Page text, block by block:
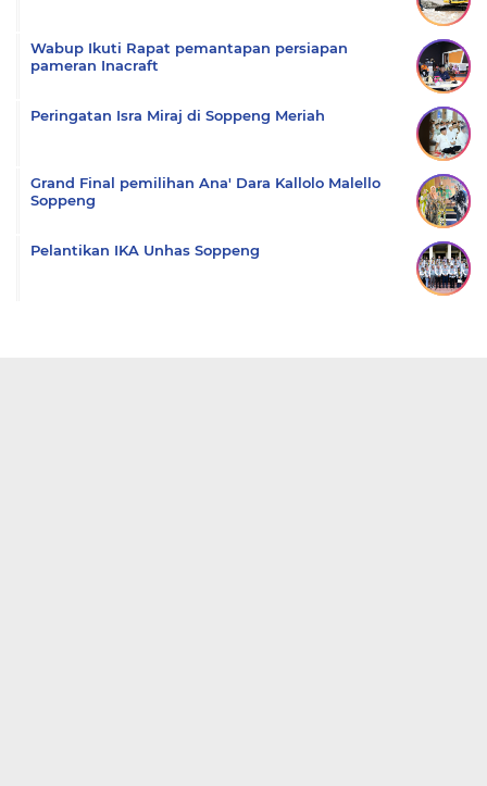
Wabup Ikuti Rapat pemantapan persiapan
pameran Inacraft
Peringatan Isra Miraj di Soppeng Meriah
Grand Final pemilihan Ana' Dara Kallolo Malello
Soppeng
Pelantikan IKA Unhas Soppeng